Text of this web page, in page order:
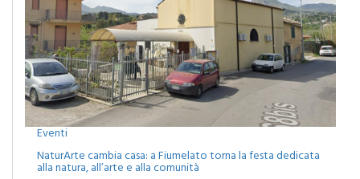
Eventi
NaturArte cambia casa: a Fiumelato torna la festa dedicata
alla natura, all’arte e alla comunità